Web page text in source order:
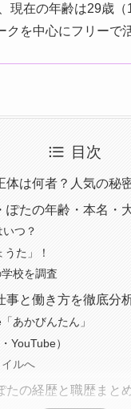
現在の年齢は29歳（
を中心にフリーで
目次
は何者？人気の秘
ぽたの年齢・本名・
つ？
た」！
校を調査
と働き方を徹底分
あかびんたん」
YouTube）
ルへ
たの経歴と職歴まと